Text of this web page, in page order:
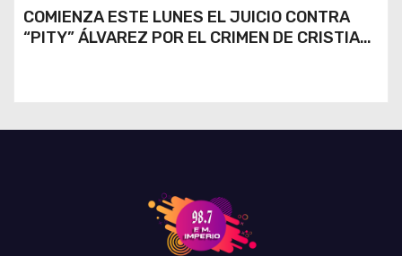
COMIENZA ESTE LUNES EL JUICIO CONTRA
“PITY” ÁLVAREZ POR EL CRIMEN DE CRISTIAN